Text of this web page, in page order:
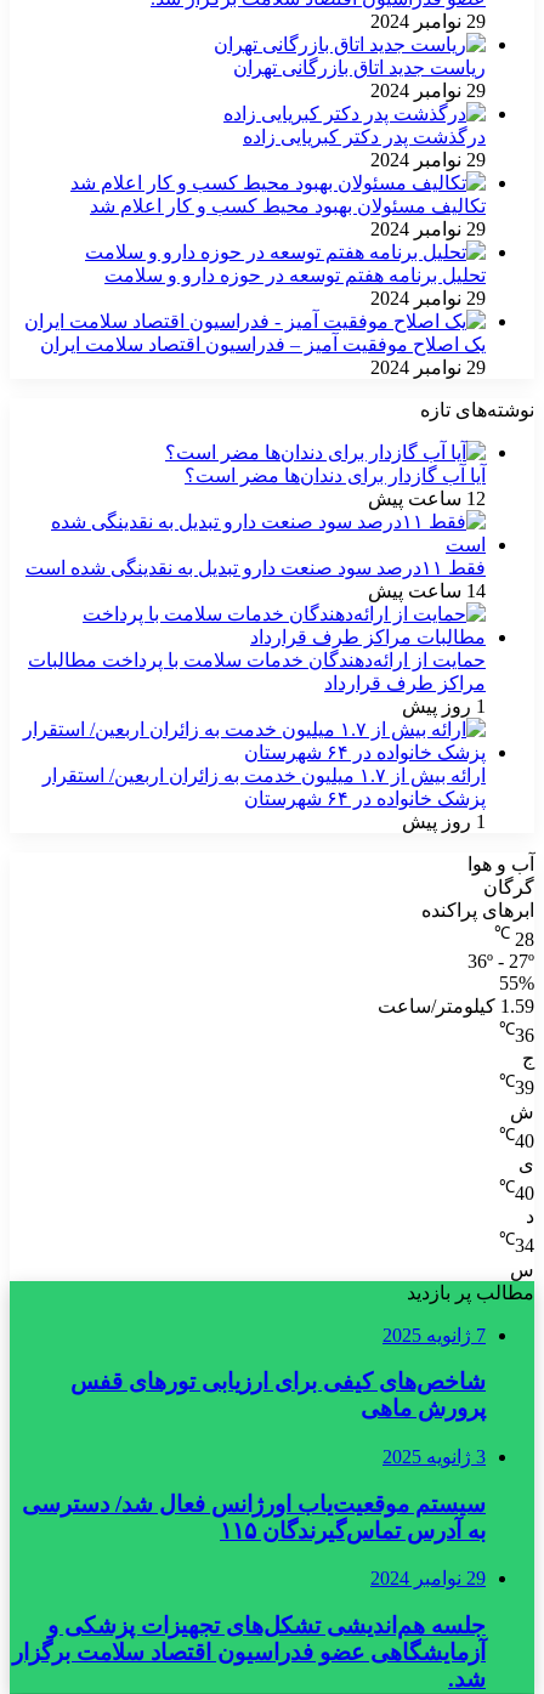
29 نوامبر 2024
ریاست جدید اتاق بازرگانی تهران
29 نوامبر 2024
درگذشت پدر دکتر کبریایی زاده
29 نوامبر 2024
تکالیف مسئولان بهبود محیط کسب و کار اعلام شد
29 نوامبر 2024
تحلیل برنامه هفتم توسعه در حوزه دارو و سلامت
29 نوامبر 2024
یک اصلاح موفقیت آمیز – فدراسیون اقتصاد سلامت ایران
29 نوامبر 2024
نوشته‌های تازه
آیا آب گازدار برای دندان‌ها مضر است؟
12 ساعت پیش
فقط ۱۱‌درصد سود صنعت دارو تبدیل به نقدینگی شده است
14 ساعت پیش
حمایت از ارائه‌دهندگان خدمات سلامت با پرداخت مطالبات
مراکز طرف قرارداد
1 روز پیش
ارائه بیش از ۱.۷ میلیون خدمت به زائران اربعین/ استقرار
پزشک خانواده در ۶۴ شهرستان
1 روز پیش
آب و هوا
گرگان
ابرهای پراکنده
28
℃
36º - 27º
55%
1.59 کیلومتر/ساعت
36
℃
ج
39
℃
ش
40
℃
ی
40
℃
د
34
℃
س
مطالب پر بازدید
7 ژانویه 2025
شاخص‌های کیفی برای ارزیابی تورهای قفس
پرورش ماهی
3 ژانویه 2025
سیستم موقعیت‌یاب اورژانس فعال شد/ دسترسی
به آدرس تماس‌گیرندگان ۱۱۵
29 نوامبر 2024
جلسه هم‌اندیشی تشکل‌های تجهیزات پزشکی و
آزمایشگاهی عضو فدراسیون اقتصاد سلامت برگزار
شد.